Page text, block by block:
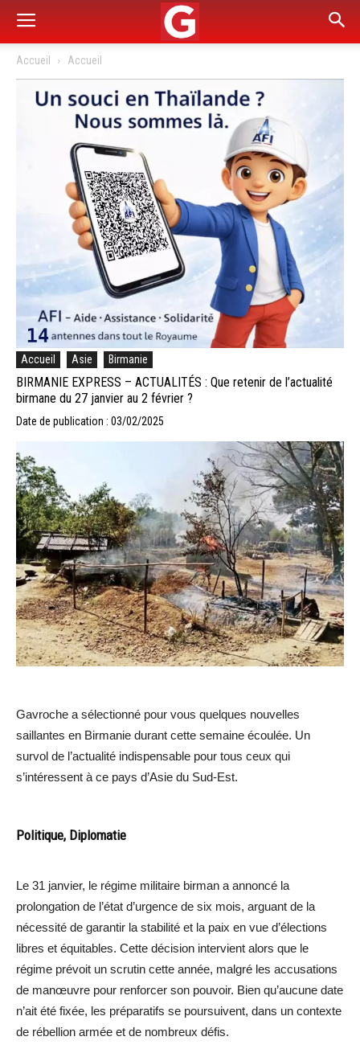
Accueil Accueil
Accueil Asie Birmanie
BIRMANIE EXPRESS – ACTUALITÉS : Que retenir de l’actualité
birmane du 27 janvier au 2 février ?
Date de publication : 03/02/2025
Gavroche a sélectionné pour vous quelques nouvelles
saillantes en Birmanie durant cette semaine écoulée. Un
survol de l’actualité indispensable pour tous ceux qui
s’intéressent à ce pays d’Asie du Sud-Est.
Politique, Diplomatie
Le 31 janvier, le régime militaire birman a annoncé la
prolongation de l’état d’urgence de six mois, arguant de la
nécessité de garantir la stabilité et la paix en vue d’élections
libres et équitables. Cette décision intervient alors que le
régime prévoit un scrutin cette année, malgré les accusations
de manœuvre pour renforcer son pouvoir. Bien qu’aucune date
n’ait été fixée, les préparatifs se poursuivent, dans un contexte
de rébellion armée et de nombreux défis.